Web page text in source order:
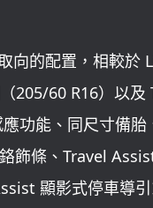
的配置，相較於
205/60 R16）以
功能、同尺寸備
飾條、Travel
顯影式停車導